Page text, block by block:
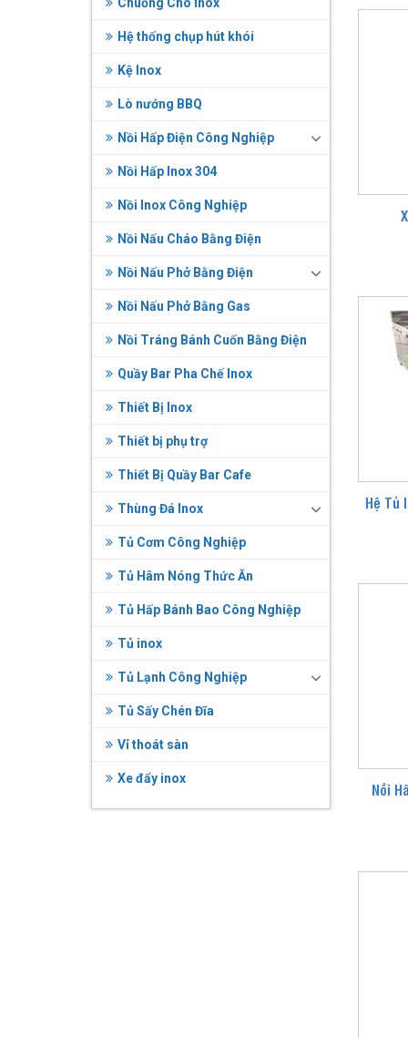
Hệ thống chụp hút khói
Kệ Inox
Lò nướng BBQ
Nồi Hấp Điện Công Nghiệp
Nồi Hấp Inox 304
Nồi Inox Công Nghiệp
Nồi Nấu Cháo Bằng Điện
Nồi Nấu Phở Bằng Điện
Nồi Nấu Phở Bằng Gas
Nồi Tráng Bánh Cuốn Bằng Điện
Quầy Bar Pha Chế Inox
Thiết Bị Inox
Thiết bị phụ trợ
Thiết Bị Quầy Bar Cafe
Thùng Đá Inox
Tủ Cơm Công Nghiệp
Tủ Hâm Nóng Thức Ăn
Tủ Hấp Bánh Bao Công Nghiệp
Tủ inox
Tủ Lạnh Công Nghiệp
Tủ Sấy Chén Đĩa
Vỉ thoát sàn
Xe đẩy inox
Hệ Tủ
Nồi